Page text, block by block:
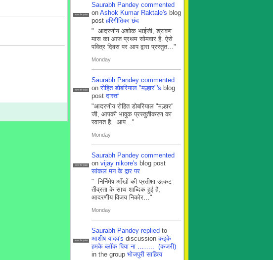
सदस्य टीम प्रबंधन
Saurabh Pandey commented
on Ashok Kumar Raktale's blog
postहरिगीतिका छंद
" आदरणीय अशोक भाईजी, श्रावण
मास का आज प्रथम सोमवार है. ऐसे
पवित्र दिवस पर आप द्वारा प्रस्तुत…"
Monday
सदस्य टीम प्रबंधन
Saurabh Pandey commented
onरोहित डोबरियाल "मल्हार"'s blog
postदास्तां
"आदरणीय रोहित डोबरियाल "मल्हार"
जी, आपकी भावुक प्रस्तुतीकरण का
स्वागत है. आप…"
Monday
सदस्य टीम प्रबंधन
Saurabh Pandey commented
on vijay nikore's blog post
सांकल मन के द्वार पर
" निर्निमेष आँखों की प्रतीक्षा उत्कट
तीव्रता के साथ शाब्दिक हुई है,
आदरणीय विजय निकोर…"
Monday
सदस्य टीम प्रबंधन
Saurabh Pandey replied to
आशीष यादव's discussionकइके
हमके ब्लाॅक पिया ना …….. (कजरी)
in the group भोजपुरी साहित्य